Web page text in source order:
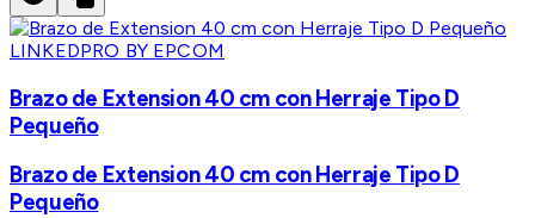
LINKEDPRO BY EPCOM
Brazo de Extension 40 cm con Herraje Tipo D
Pequeño
Brazo de Extension 40 cm con Herraje Tipo D
Pequeño